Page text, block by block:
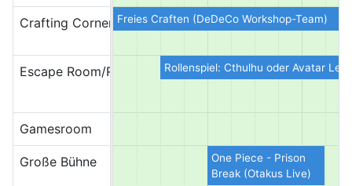
Crafting Corner
Escape Room/Rollenspiel
Gamesroom
Große Bühne
Freies Craften (DeDeCo Workshop-Team)
Rollenspiel: Cthulhu oder Avatar
One Piece - Prison
Break (Otakus Live)